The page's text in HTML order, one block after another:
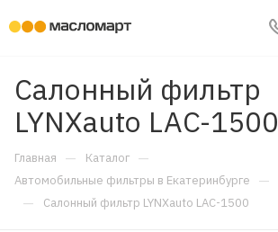
Салонный фильтр
LYNXauto LAC-1500
Главная — Каталог —
Автомобильные фильтры в Екатеринбурге —
— Салонный фильтр LYNXauto LAC-1500